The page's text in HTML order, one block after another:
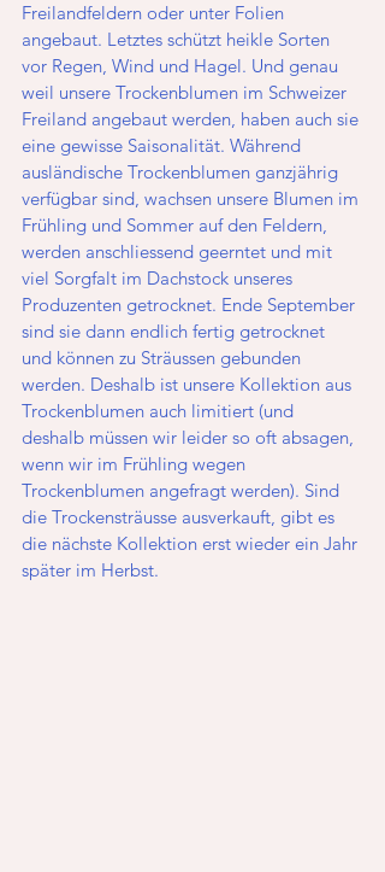
Freilandfeldern oder unter Folien
angebaut. Letztes schützt heikle Sorten
vor Regen, Wind und Hagel. Und genau
weil unsere Trockenblumen im Schweizer
Freiland angebaut werden, haben auch sie
eine gewisse Saisonalität. Während
ausländische Trockenblumen ganzjährig
verfügbar sind, wachsen unsere Blumen im
Frühling und Sommer auf den Feldern,
werden anschliessend geerntet und mit
viel Sorgfalt im Dachstock unseres
Produzenten getrocknet. Ende September
sind sie dann endlich fertig getrocknet
und können zu Sträussen gebunden
werden. Deshalb ist unsere Kollektion aus
Trockenblumen auch limitiert (und
deshalb müssen wir leider so oft absagen,
wenn wir im Frühling wegen
Trockenblumen angefragt werden). Sind
die Trockensträusse ausverkauft, gibt es
die nächste Kollektion erst wieder ein Jahr
später im Herbst.